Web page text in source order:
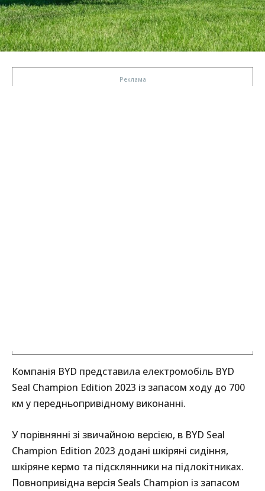
Компанія BYD представила електромобіль BYD
Seal Champion Edition 2023 із запасом ходу до 700
км у передньопривідному виконанні.
У порівнянні зі звичайною версією, в BYD Seal
Champion Edition 2023 додані шкіряні сидіння,
шкіряне кермо та підсклянники на підлокітниках.
Повнопривідна версія Seals Champion із запасом